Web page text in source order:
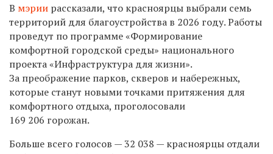
В мэрии рассказали, что красноярцы выбрали семь
территорий для благоустройства в 2026 году. Работы
проведут по программе «Формирование
комфортной городской среды» национального
проекта «Инфраструктура для жизни».
За преображение парков, скверов и набережных,
которые станут новыми точками притяжения для
комфортного отдыха, проголосовали
169 206 горожан.
Больше всего голосов — 32 038 — красноярцы отдали